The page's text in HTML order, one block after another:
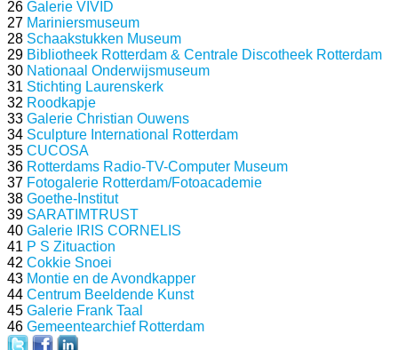
26 Galerie VIVID
27 Mariniersmuseum
28 Schaakstukken Museum
29 Bibliotheek Rotterdam & Centrale Discotheek Rotterdam
30 Nationaal Onderwijsmuseum
31 Stichting Laurenskerk
32 Roodkapje
33 Galerie Christian Ouwens
34 Sculpture International Rotterdam
35 CUCOSA
36 Rotterdams Radio-TV-Computer Museum
37 Fotogalerie Rotterdam/Fotoacademie
38 Goethe-Institut
39 SARATIMTRUST
40 Galerie IRIS CORNELIS
41 P S Zituaction
42 Cokkie Snoei
43 Montie en de Avondkapper
44 Centrum Beeldende Kunst
45 Galerie Frank Taal
46 Gemeentearchief Rotterdam